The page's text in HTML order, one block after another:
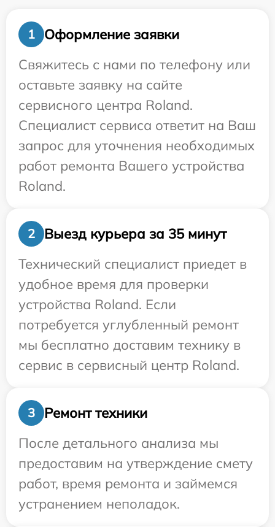
1
Оформление заявки
Свяжитесь с нами по телефону или
оставьте заявку на сайте
сервисного центра Roland.
Специалист сервиса ответит на Ваш
запрос для уточнения необходимых
работ ремонта Вашего устройства
Roland.
2
Выезд курьера за 35 минут
Технический специалист приедет в
удобное время для проверки
устройства Roland. Если
потребуется углубленный ремонт
мы бесплатно доставим технику в
сервис в сервисный центр Roland.
3
Ремонт техники
После детального анализа мы
предоставим на утверждение смету
работ, время ремонта и займемся
устранением неполадок.